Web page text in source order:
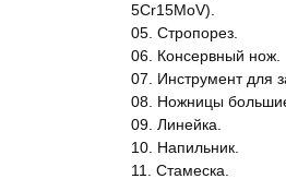
5Cr15MoV).
05. Стропорез.
06. Консервный нож.
07. Инструмент для
08. Ножницы
09. Линейка.
10. Напильник.
11. Стамеска.